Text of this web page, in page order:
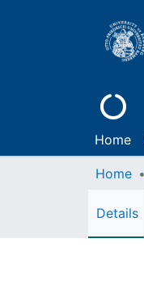
Home
Home
Details